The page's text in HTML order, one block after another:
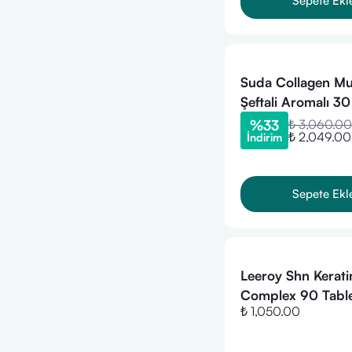
Suda Collagen
Şeftali Aromalı
%33
İndirim
₺ 3,060.00
₺ 2,049.00
Sepete
Leeroy Shn
Complex 90
₺ 1,050.00